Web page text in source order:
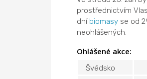
prostřednictvím
dní biomasyse od
neohlášených.
Ohlášené akce:
Švédsko